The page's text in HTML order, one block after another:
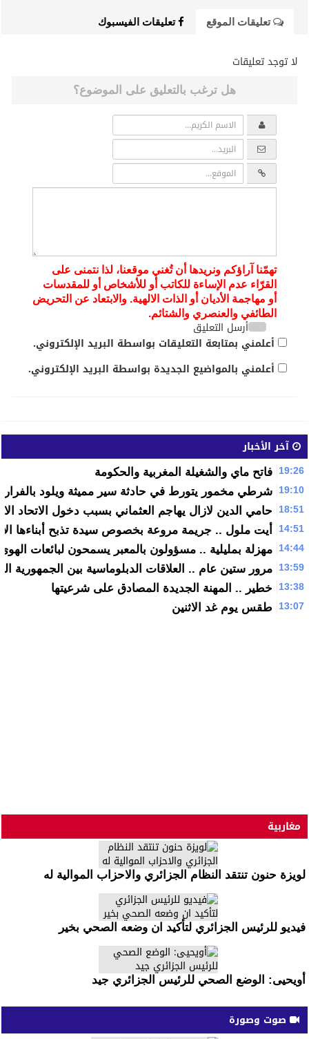
تعليقات الموقع تعليقات الفيسبوك
لا توجد تعليقات
هل ترغب بالتعليق على الموضوع؟
تهمّنا آراؤكم ونريدها أن تُغني موقعنا، لذا نتمنى على
القرّاء عدم الإساءة للكاتب أو للأشخاص أو للمقدسات
أو مهاجمة الأديان أو الذات الالهية. والابتعاد عن التحريض
الطائفي والعنصري والشتائم.
أرسل التعليق
أعلمني بمتابعة التعليقات بواسطة البريد الإلكتروني.
أعلمني بالمواضيع الجديدة بواسطة البريد الإلكتروني.
آخر الأخبار
19:26 فاتح ماي والشغيلة المغربية والحكومة
19:10 شرطي مخمور يتورط في حادثة سير مميثة ويلود بالفرار
18:51 حامي الدين لازال يهاجم العثماني بسبب دخول الاتحاد
14:51 أيت ملول .. جريمة مروعة بخصوص سيدة تذبح أبناءها
14:44 مهزلة بمليلية .. مسؤولون بالمعبر يسمحون لبائعات
13:59 مرور ستين عام .. العلاقات الدبلوماسية بين الجمهورية
13:38 خطير .. المهنة الجديدة المصادق على شرعيتها
13:07 طقس يوم غد الاثنين
مغاربية
لويزة حنون تنتقد النظام الجزائري والاحزاب الموالية له
فيديو للرئيس الجزائري لتأكيد ان وضعه الصحي بخير
أويحيى: الوضع الصحي للرئيس الجزائري جيد
صوت وصورة